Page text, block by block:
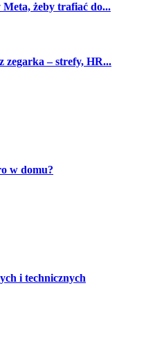
żeby trafiać do...
zegarka – strefy, HR...
w domu?
i technicznych